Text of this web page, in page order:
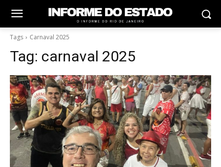
Tags Carnaval 2025
Tag: carnaval 2025